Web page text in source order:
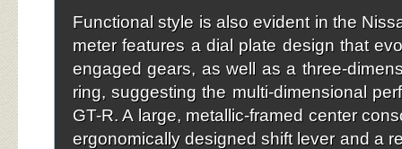
Functional style is also evident in the
meter features a dial plate design that
engaged gears, as well as a three-
ring, suggesting the multi-dimensional
GT-R. A large, metallic-framed center
ergonomically designed shift lever and a